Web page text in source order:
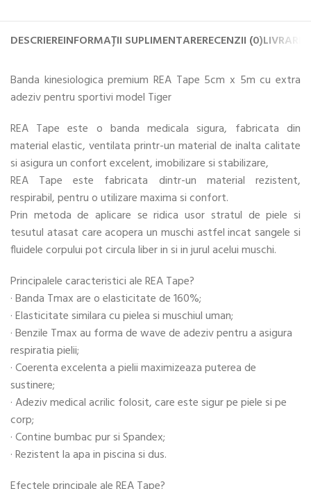
DESCRIEREINFORMAȚII SUPLIMENTARERECENZII (0)LIVRARE
Banda kinesiologica premium REA Tape 5cm x 5m cu extra
adeziv pentru sportivi model Tiger
REA Tape este o banda medicala sigura, fabricata din
material elastic, ventilata printr-un material de inalta calitate
si asigura un confort excelent, imobilizare si stabilizare,
REA Tape este fabricata dintr-un material rezistent,
respirabil, pentru o utilizare maxima si confort.
Prin metoda de aplicare se ridica usor stratul de piele si
tesutul atasat care acopera un muschi astfel incat sangele si
fluidele corpului pot circula liber in si in jurul acelui muschi.
Principalele caracteristici ale REA Tape?
· Banda Tmax are o elasticitate de 160%;
· Elasticitate similara cu pielea si muschiul uman;
· Benzile Tmax au forma de wave de adeziv pentru a asigura
respiratia pielii;
· Coerenta excelenta a pielii maximizeaza puterea de
sustinere;
· Adeziv medical acrilic folosit, care este sigur pe piele si pe
corp;
· Contine bumbac pur si Spandex;
· Rezistent la apa in piscina si dus.